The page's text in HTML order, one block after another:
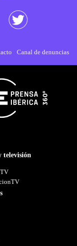
Canal de denuncias
televisión